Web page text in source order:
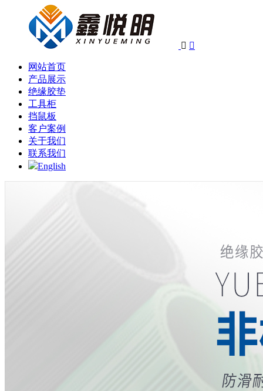
 
网站首页
产品展示
绝缘胶垫
工具柜
挡鼠板
客户案例
关于我们
联系我们
English